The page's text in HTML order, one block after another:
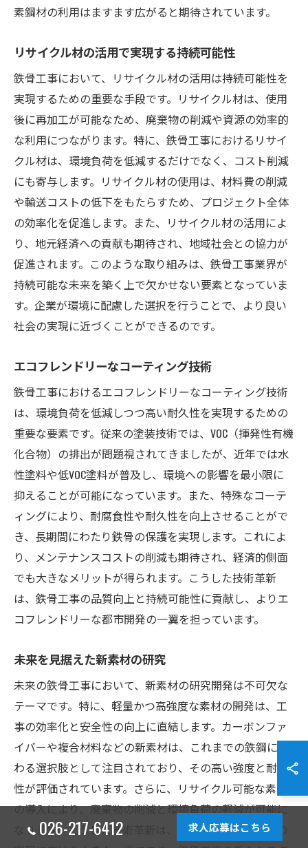
素鋼材の利用はますます広がると期待されています。
リサイクル材の活用で実現する持続可能性
鉄骨工事において、リサイクル材の活用は持続可能性を
実現するための重要な手段です。リサイクル材は、使用
後に再加工が可能なため、廃棄物の削減や資源の効率的
な利用につながります。特に、鉄骨工事におけるリサイ
クル材は、環境負荷を低減するだけでなく、コスト削減
にも寄与します。リサイクル材の使用は、材料費の削減
や輸送コストの低下をもたらすため、プロジェクト全体
の効率化を促進します。また、リサイクル材の活用によ
り、地元経済への貢献も期待され、地域社会との協力が
促進されます。このような取り組みは、鉄骨工事業界が
持続可能な未来を築く上で欠かせない要素となっていま
す。企業が環境に配慮した選択を行うことで、より良い
社会の実現に近づくことができるのです。
エコフレンドリーなコーティング技術
鉄骨工事におけるエコフレンドリーなコーティング技術
は、環境負荷を低減しつつ高い耐久性を実現するための
重要な要素です。従来の塗装技術では、VOC（揮発性有機
化合物）の排出が問題視されてきましたが、近年では水
性塗料や低VOC塗料が普及し、環境への影響を最小限に
抑えることが可能になっています。また、特殊なコーテ
ィングにより、耐腐食性や耐久性を向上させることがで
き、長期間にわたり鉄骨の保護を実現します。これによ
り、メンテナンスコストの削減も期待され、経済的側面
でも大きなメリットが得られます。こうした技術革新
は、鉄骨工事の品質向上と持続可能性に貢献し、よりエ
コフレンドリーな都市開発の一翼を担っています。
未来を見据えた新素材の研究
未来の鉄骨工事において、新素材の研究開発は不可欠な
テーマです。特に、軽量かつ高強度な素材の開発は、工
事の効率化と安全性の向上に直結します。カーボンファ
イバーや複合材料などの新素材は、これまでの鉄鋼に代
わる選択肢として注目されており、その高い強度と耐久
性が評価されています。さらに、リサイクル可能な素材
の導入により、廃棄物の削減と環境負荷の軽減が可能に
なります。こうした技術革新は、持続可能な都市開発の
026-217-6412 求人応募はこちら